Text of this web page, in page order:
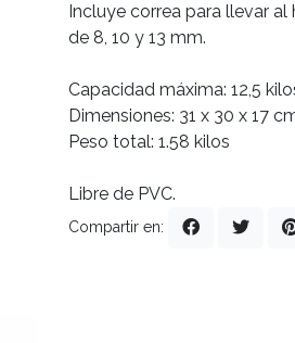
Incluye correa para llevar
de 8, 10 y 13 mm.
Capacidad máxima: 12,5
Dimensiones: 31 x 30 x 17
Peso total: 1.58 kilos
Libre de PVC.
Compartir en: